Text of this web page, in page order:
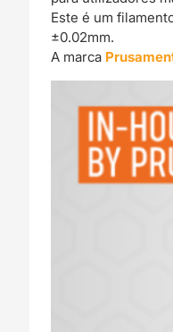
Este é um
±0.02mm.
A marca